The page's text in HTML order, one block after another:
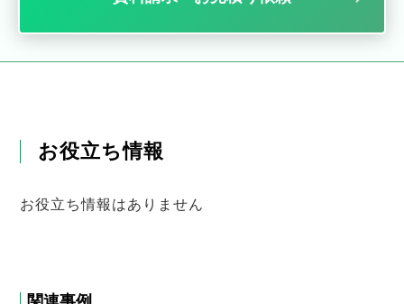
お役立ち情報
お役立ち情報はありません